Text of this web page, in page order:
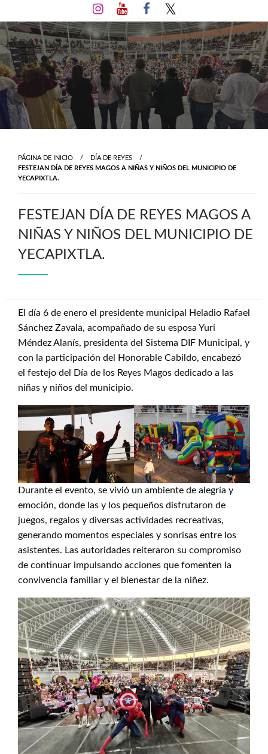
al
contenido
PÁGINA DE INICIO
DÍA DE REYES
FESTEJAN DÍA DE REYES MAGOS A NIÑAS Y NIÑOS DEL MUNICIPIO DE
YECAPIXTLA.
FESTEJAN DÍA DE REYES MAGOS A
NIÑAS Y NIÑOS DEL MUNICIPIO DE
YECAPIXTLA.
El día 6 de enero el presidente municipal Heladio Rafael
Sánchez Zavala, acompañado de su esposa Yuri
Méndez Alanís, presidenta del Sistema DIF Municipal, y
con la participación del Honorable Cabildo, encabezó
el festejo del Día de los Reyes Magos dedicado a las
niñas y niños del municipio.
Durante el evento, se vivió un ambiente de alegría y
emoción, donde las y los pequeños disfrutaron de
juegos, regalos y diversas actividades recreativas,
generando momentos especiales y sonrisas entre los
asistentes. Las autoridades reiteraron su compromiso
de continuar impulsando acciones que fomenten la
convivencia familiar y el bienestar de la niñez.